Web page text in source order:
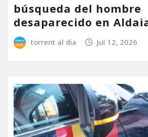
búsqueda del hombre
desaparecido en
torrent al dia Jul 12, 2026